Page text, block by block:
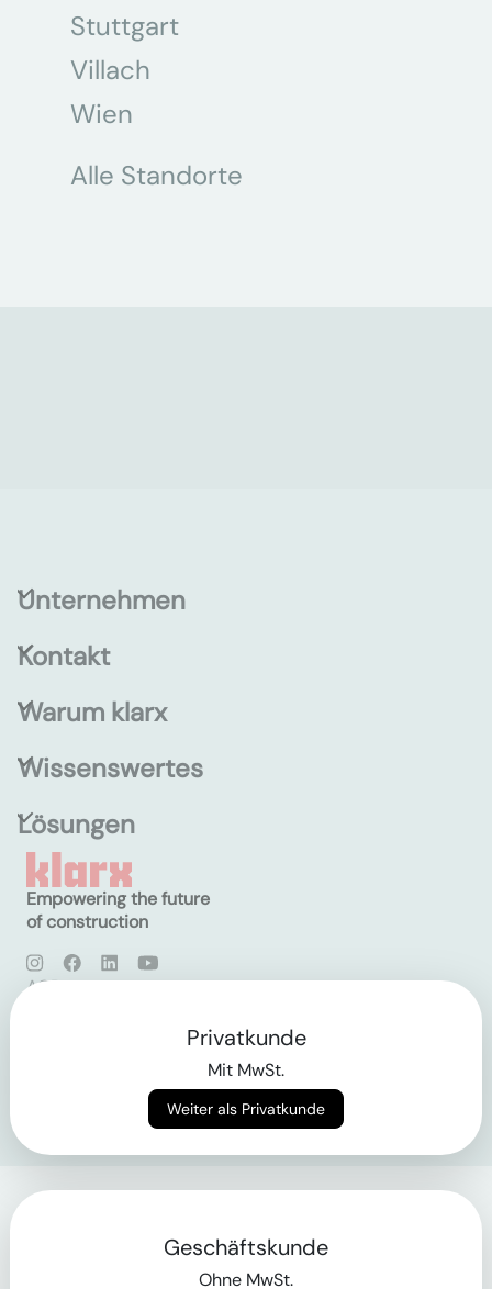
Stuttgart
Villach
Wien
Alle Standorte
Unternehmen
Kontakt
Warum klarx
Wissenswertes
Lösungen
Empowering the future
of construction
AGB
Privatkunde
Mit MwSt.
Weiter als Privatkunde
Geschäftskunde
Ohne MwSt.